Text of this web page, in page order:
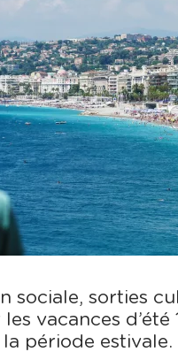
sociale, sorties
vacances
période estivale.